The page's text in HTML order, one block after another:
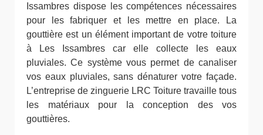
Issambres dispose les compétences nécessaires
pour les fabriquer et les mettre en place. La
gouttière est un élément important de votre toiture
à Les Issambres car elle collecte les eaux
pluviales. Ce système vous permet de canaliser
vos eaux pluviales, sans dénaturer votre façade.
L’entreprise de zinguerie LRC Toiture travaille tous
les matériaux pour la conception des vos
gouttières.